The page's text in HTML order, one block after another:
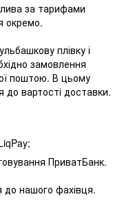
за тарифами
окремо.
плівку і
замовлення
поштою. В цьому
до вартості доставки.
ПриватБанк.
до нашого фахівця.